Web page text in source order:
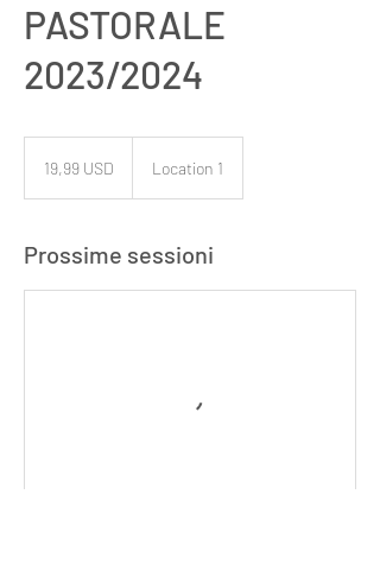
PASTORALE
2023/2024
statunitensi
19,99 USD Location 1
Prossime sessioni